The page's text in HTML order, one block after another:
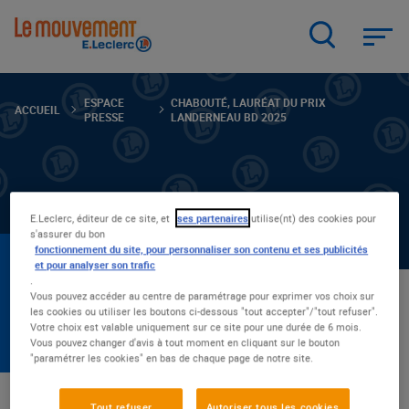
ACCUEIL
ESPACE
PRESSE
CHABOUTÉ, LAURÉAT DU PRIX
LANDERNEAU BD 2025
CHABOUTÉ, LAURÉAT DU
PRIX LANDERNEAU BD 2025
26 novembre 2025
E.Leclerc, éditeur de ce site, et ses partenaires utilise(nt) des cookies pour
s'assurer du bon
fonctionnement du site, pour personnaliser son contenu et ses publicités
et pour analyser son trafic
.
Vous pouvez accéder au centre de paramétrage pour exprimer vos choix sur
les cookies ou utiliser les boutons ci-dessous "tout accepter"/"tout refuser".
Votre choix est valable uniquement sur ce site pour une durée de 6 mois.
Vous pouvez changer d'avis à tout moment en cliquant sur le bouton
"paramétrer les cookies" en bas de chaque page de notre site.